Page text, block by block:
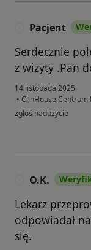
Pacjent
Serdecznie
z wizyty .Pan
14 listopada 2025
• ClinHouse Centrum
w opinii użytkownika
zgłoś nadużycie
O.K.
Lekarz
odpowiadał
się.